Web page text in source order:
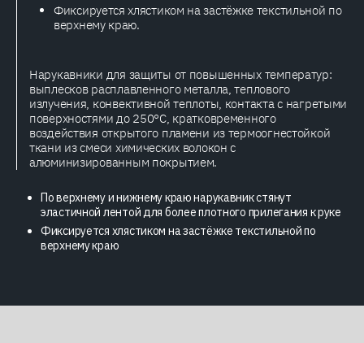
Фиксируется хлястиком на застёжке текстильной по
верхнему краю.
Нарукавники для защиты от повышенных температур:
выплесков расплавленного металла, теплового
излучения, конвективной теплоты, контакта с нагретыми
поверхностями до 250°С, кратковременного
воздействия открытого пламени из термоогнестойкой
ткани из смеси химических волокон с
алюминизированным покрытием.
По верхнему и нижнему краю нарукавник стянут
эластичной лентой для более плотного прилегания к руке
Фиксируется хлястиком на застёжке текстильной по
верхнему краю